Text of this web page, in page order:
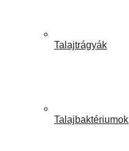
Talajtrágyák
Talajbaktériumok